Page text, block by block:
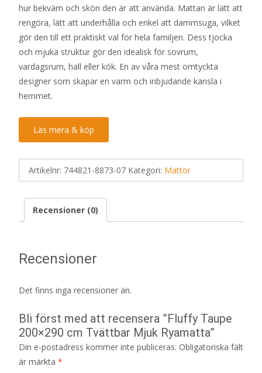
hur bekväm och skön den är att använda. Mattan är lätt att
rengöra, lätt att underhålla och enkel att dammsuga, vilket
gör den till ett praktiskt val för hela familjen. Dess tjocka
och mjuka struktur gör den idealisk för sovrum,
vardagsrum, hall eller kök. En av våra mest omtyckta
designer som skapar en varm och inbjudande känsla i
hemmet.
Läs mera & köp
Artikelnr: 744821-8873-07 Kategori: Mattor
Recensioner (0)
Recensioner
Det finns inga recensioner än.
Bli först med att recensera ”Fluffy Taupe
200×290 cm Tvättbar Mjuk Ryamatta”
Din e-postadress kommer inte publiceras. Obligatoriska fält
är märkta *